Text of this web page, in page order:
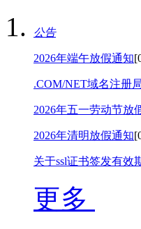
公告
2026年端午放假通知
.COM/NET域名注册
2026年五一劳动节放
2026年清明放假通知
关于ssl证书签发有效
更多